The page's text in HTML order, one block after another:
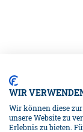
WIR
Wir können diese
unsere Website zu
Erlebnis zu bieten.